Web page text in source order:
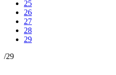
25
26
27
28
29
/29